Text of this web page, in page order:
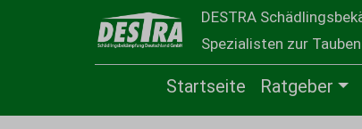
DESTRA
Spezialisten zur
Startseite Ratgeber